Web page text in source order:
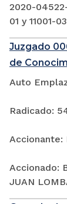
2020-
01 y 11001-
Juzgado
de
Auto
Radicado:
Accionante:
Accionado:
JUAN